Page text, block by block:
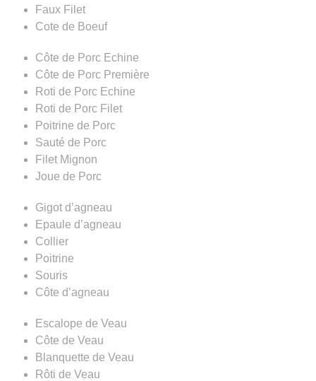
Faux Filet
Cote de Boeuf
Côte de Porc Echine
Côte de Porc Première
Roti de Porc Echine
Roti de Porc Filet
Poitrine de Porc
Sauté de Porc
Filet Mignon
Joue de Porc
Gigot d’agneau
Epaule d’agneau
Collier
Poitrine
Souris
Côte d’agneau
Escalope de Veau
Côte de Veau
Blanquette de Veau
Rôti de Veau